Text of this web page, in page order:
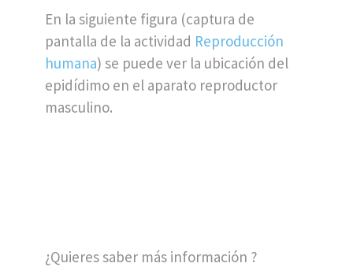
En la siguiente figura (captura de
pantalla de la actividad Reproducción
humana) se puede ver la ubicación del
epidídimo en el aparato reproductor
masculino.
¿Quieres saber más información ?